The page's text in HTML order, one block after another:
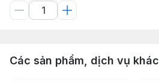
Các sản phẩm, dịch vụ khác